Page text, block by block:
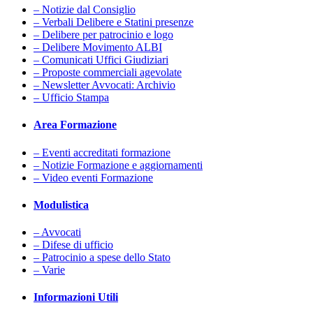
– Notizie dal Consiglio
– Verbali Delibere e Statini presenze
– Delibere per patrocinio e logo
– Delibere Movimento ALBI
– Comunicati Uffici Giudiziari
– Proposte commerciali agevolate
– Newsletter Avvocati: Archivio
– Ufficio Stampa
Area Formazione
– Eventi accreditati formazione
– Notizie Formazione e aggiornamenti
– Video eventi Formazione
Modulistica
– Avvocati
– Difese di ufficio
– Patrocinio a spese dello Stato
– Varie
Informazioni Utili